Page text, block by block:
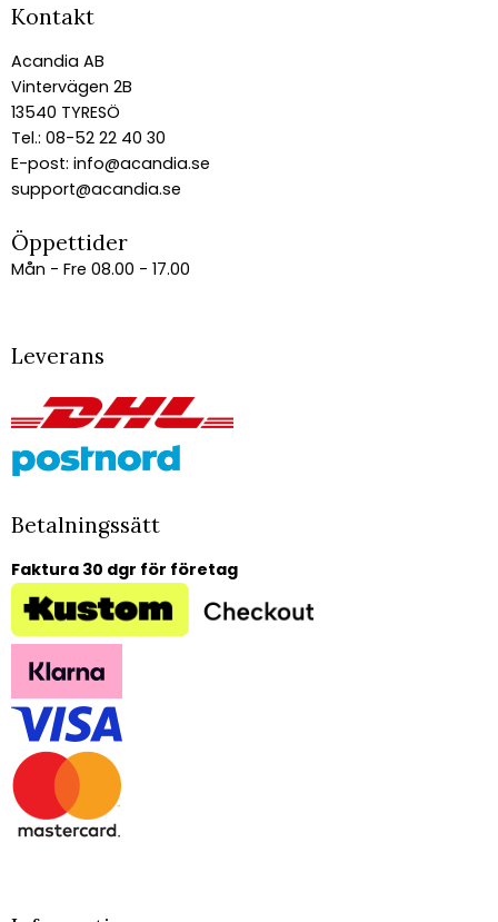
Kontakt
Acandia AB
Vintervägen 2B
13540 TYRESÖ
Tel.: 08-52 22 40 30
E-post: info@acandia.se
support@acandia.se
Öppettider
Mån - Fre 08.00 - 17.00
Leverans
Betalningssätt
Faktura 30 dgr för företag